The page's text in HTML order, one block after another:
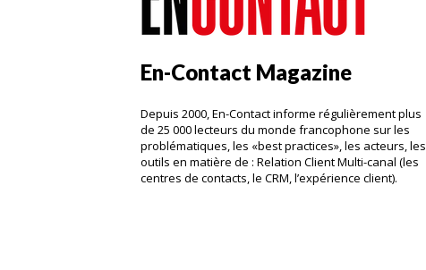
En-Contact Magazine
Depuis 2000, En-Contact informe régulièrement plus
de 25 000 lecteurs du monde francophone sur les
problématiques, les «best practices», les acteurs, les
outils en matière de : Relation Client Multi-canal (les
centres de contacts, le CRM, l’expérience client).